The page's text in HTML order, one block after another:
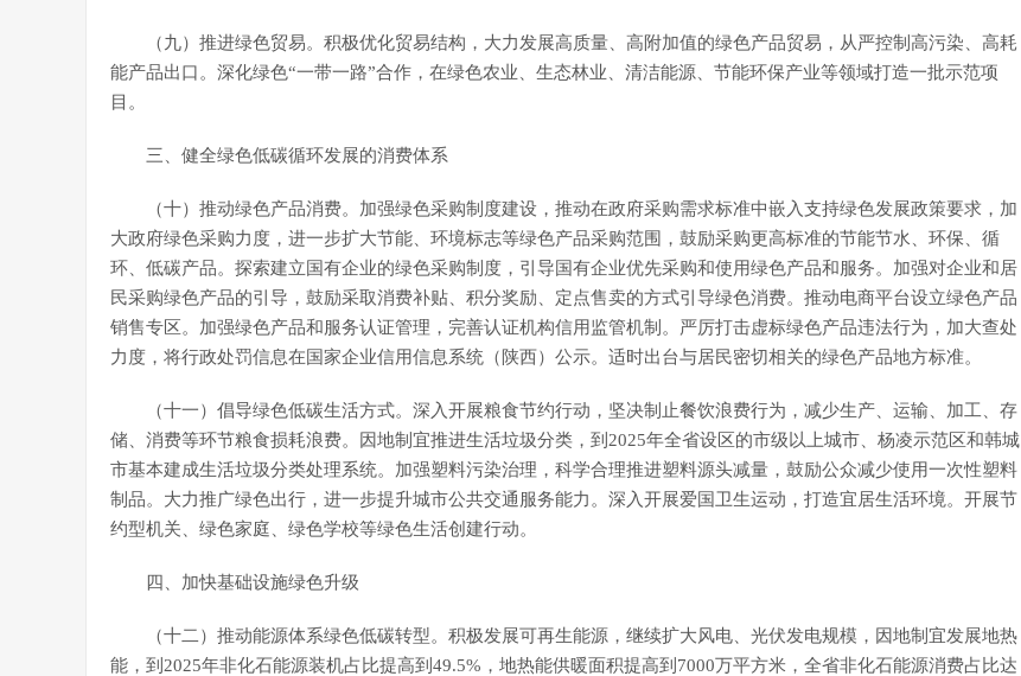
（九）推进绿色贸易。积极优化贸易结构，大力发展高质量、高附加值的绿色产品贸易，从严控制高污染、高耗
能产品出口。深化绿色“一带一路”合作，在绿色农业、生态林业、清洁能源、节能环保产业等领域打造一批示范项
目。
三、健全绿色低碳循环发展的消费体系
（十）推动绿色产品消费。加强绿色采购制度建设，推动在政府采购需求标准中嵌入支持绿色发展政策要求，加
大政府绿色采购力度，进一步扩大节能、环境标志等绿色产品采购范围，鼓励采购更高标准的节能节水、环保、循
环、低碳产品。探索建立国有企业的绿色采购制度，引导国有企业优先采购和使用绿色产品和服务。加强对企业和居
民采购绿色产品的引导，鼓励采取消费补贴、积分奖励、定点售卖的方式引导绿色消费。推动电商平台设立绿色产品
销售专区。加强绿色产品和服务认证管理，完善认证机构信用监管机制。严厉打击虚标绿色产品违法行为，加大查处
力度，将行政处罚信息在国家企业信用信息系统（陕西）公示。适时出台与居民密切相关的绿色产品地方标准。
（十一）倡导绿色低碳生活方式。深入开展粮食节约行动，坚决制止餐饮浪费行为，减少生产、运输、加工、存
储、消费等环节粮食损耗浪费。因地制宜推进生活垃圾分类，到2025年全省设区的市级以上城市、杨凌示范区和韩城
市基本建成生活垃圾分类处理系统。加强塑料污染治理，科学合理推进塑料源头减量，鼓励公众减少使用一次性塑料
制品。大力推广绿色出行，进一步提升城市公共交通服务能力。深入开展爱国卫生运动，打造宜居生活环境。开展节
约型机关、绿色家庭、绿色学校等绿色生活创建行动。
四、加快基础设施绿色升级
（十二）推动能源体系绿色低碳转型。积极发展可再生能源，继续扩大风电、光伏发电规模，因地制宜发展地热
能，到2025年非化石能源装机占比提高到49.5%，地热能供暖面积提高到7000万平方米，全省非化石能源消费占比达